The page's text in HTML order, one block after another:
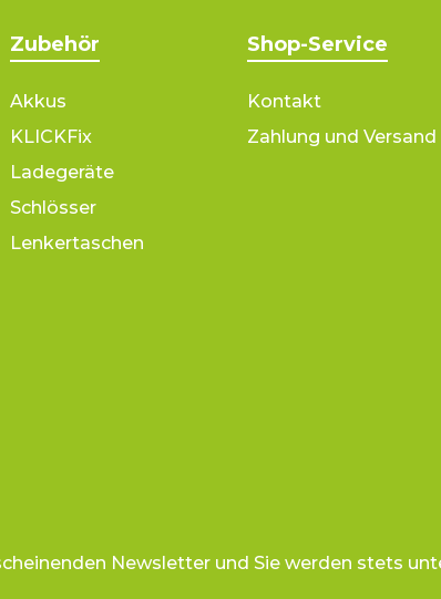
Zubehör
Akkus
KLICKFix
Ladegeräte
Schlösser
Lenkertaschen
Shop-Service
Kontakt
Zahlung und Versand
Newsletter und Sie werden stets